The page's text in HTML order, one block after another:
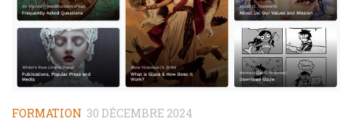
FORMATION 30 DÉCEMBRE 2024